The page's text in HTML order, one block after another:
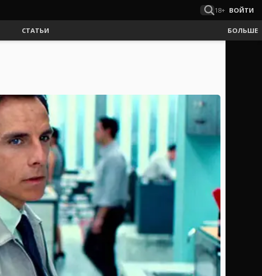
18+ ВОЙТИ
СТАТЬИ БОЛЬШЕ